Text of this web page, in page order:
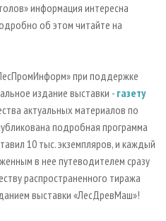
информация интересна
об этом читайте на
при поддержке
издание выставки - газету
актуальных материалов по
подробная программа
10 тыс. экземпляров, и каждый
в нее путеводителем сразу
распространенного тиража
выставки «ЛесДревМаш»!